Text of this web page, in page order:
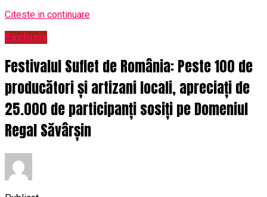
Citeste in continuare
Exclusiv
Festivalul Suflet de România: Peste 100 de
producători și artizani locali, apreciați de
25.000 de participanți sosiți pe Domeniul
Regal Săvârșin